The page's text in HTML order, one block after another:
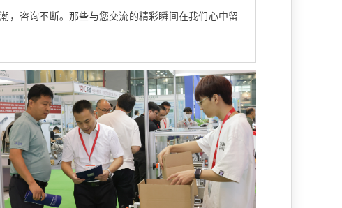
，咨询不断。那些与您交流的精彩瞬间在我们心中留